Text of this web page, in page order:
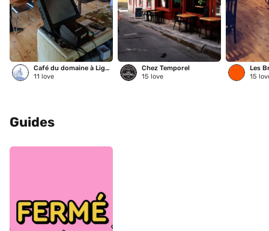
Café du domaine à Liguori
11 love
Chez Temporel
15 love 15
Guides